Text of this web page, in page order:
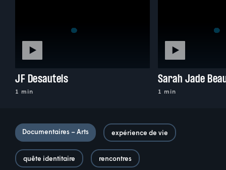
JF Desautels
1 min
Sarah Jade
1 min
Documentaires – Arts expérience de vie
quête identitaire rencontres